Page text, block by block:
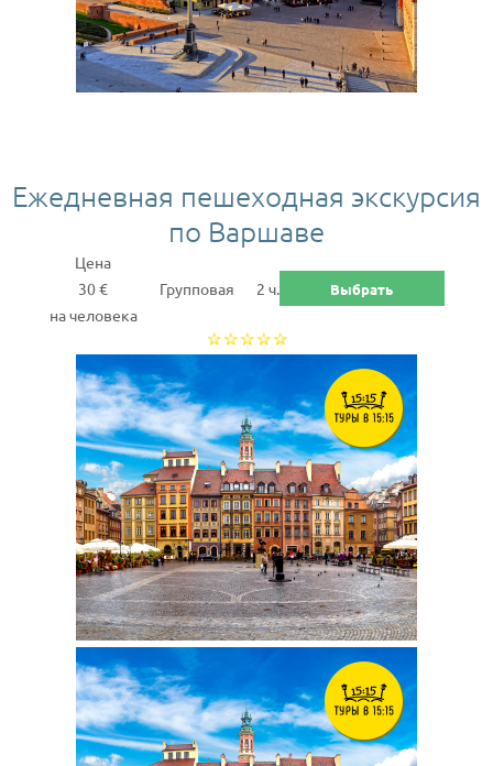
Ежедневная пешеходная экскурсия
по Варшаве
Цена
30 €
на человека
Групповая 2 ч. Выбрать